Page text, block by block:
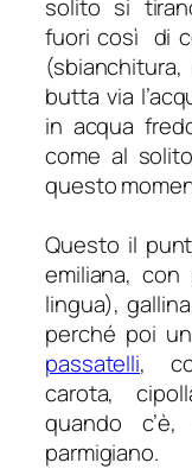
solito si
fuori così di
butta via
in acqua
come al
questo
Questo il
emiliana,
lingua),
perché poi
passatelli,
carota,
quando
parmigiano.